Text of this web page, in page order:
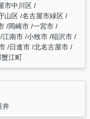
市中川区
山区 名古屋市緑区
岡崎市 一宮市
江南市 小牧市 稲沢市
日進市 北名古屋市
江町
井